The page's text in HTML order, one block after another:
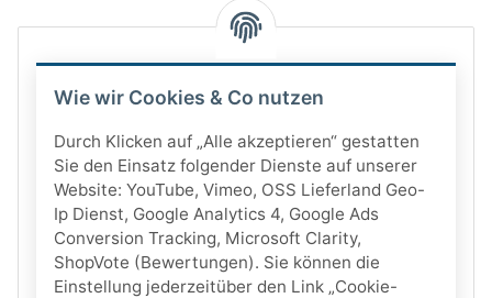
Wie wir Cookies & Co nutzen
Durch Klicken auf „Alle akzeptieren“ gestatten
Sie den Einsatz folgender Dienste auf unserer
Website: YouTube, Vimeo, OSS Lieferland Geo-
Ip Dienst, Google Analytics 4, Google Ads
Conversion Tracking, Microsoft Clarity,
ShopVote (Bewertungen). Sie können die
Einstellung jederzeitüber den Link „Cookie-